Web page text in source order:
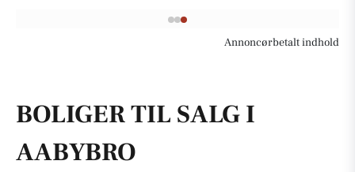
Annoncørbetalt indhold
BOLIGER TIL SALG I
AABYBRO